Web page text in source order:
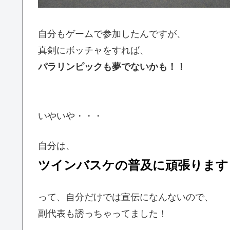
自分もゲームで参加したんですが、
真剣にボッチャをすれば、
パラリンピックも夢でないかも！！
いやいや・・・
自分は、
ツインバスケの普及に頑張りま
って、自分だけでは宣伝になんないので、
副代表も誘っちゃってました！